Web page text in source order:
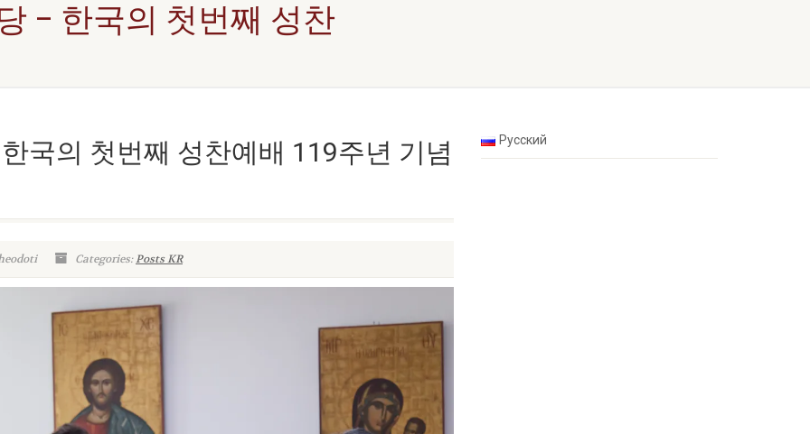
– 한국의 첫번째 성찬
국의 첫번째 성찬예배 119주년 기념
Categories:Posts KR
Русский